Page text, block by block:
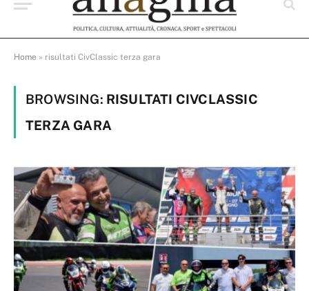
Home » risultati CivClassic terza gara
BROWSING: RISULTATI CIVCLASSIC
TERZA GARA